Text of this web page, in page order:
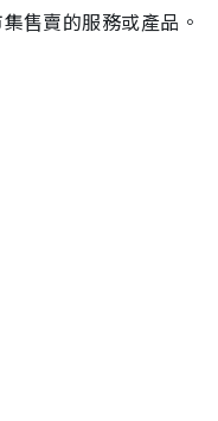
售賣的服務或產品。